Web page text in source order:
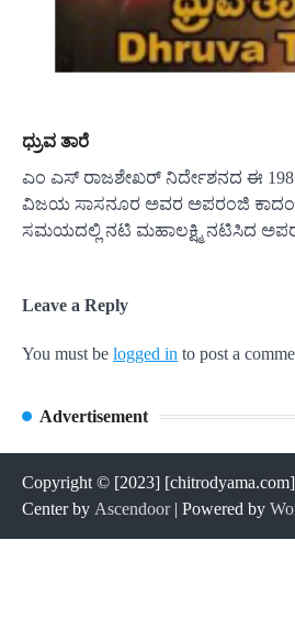
ಧ್ರುವ ತಾರೆ
ಎಂ ಎಸ್ ರಾಜಶೇಖರ್ ನಿರ್ದೇಶನದ ಈ
ವಿಜಯ ಸಾಸನೂರ ಅವರ ಅಪರಂಜಿ
ಸಮಯದಲ್ಲಿ ನಟಿ ಮಹಾಲಕ್ಷ್ಮಿ ನಟಿಸಿದ
Leave a Reply
You must be logged in to post a
Advertisement
Copyright © [2023]
Center by Ascendoor| Powered by